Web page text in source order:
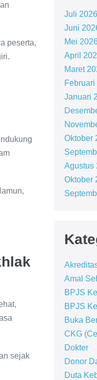
peserta,
sejak
Juli 2026
Juni
Mei
April
Maret
Februari
Januari
Oktober
Agustus
Oktober
Amal
BPJS
BPJS
Buka
CKG
Dokter
Donor
Duta